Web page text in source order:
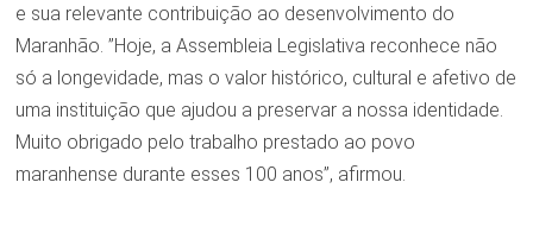
e sua relevante contribuição ao desenvolvimento do
Maranhão. ”Hoje, a Assembleia Legislativa reconhece não
só a longevidade, mas o valor histórico, cultural e afetivo de
uma instituição que ajudou a preservar a nossa identidade.
Muito obrigado pelo trabalho prestado ao povo
maranhense durante esses 100 anos”, afirmou.